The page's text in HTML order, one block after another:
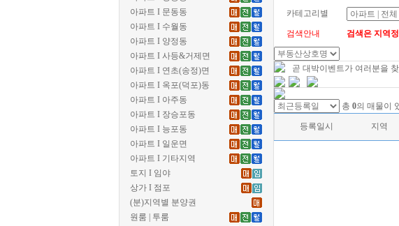
아파트 I 문동동
아파트 I 수월동
아파트 I 양정동
아파트 I 사등&거제면
아파트 I 연초(송정)면
아파트 I 옥포(덕포)동
아파트 I 아주동
아파트 I 장승포동
아파트 I 능포동
아파트 I 일운면
아파트 I 기타지역
토지 I 임야
상가 I 점포
(분)지역별 분양권
원룸 | 투룸
카테고리별
검색안내
검색은 지역
곧 대박이벤트가 여러분을
총 0의 매물이
등록일시 지역